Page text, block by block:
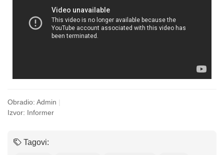
Obradio: Admin |
Izvor: Informer
Tagovi: